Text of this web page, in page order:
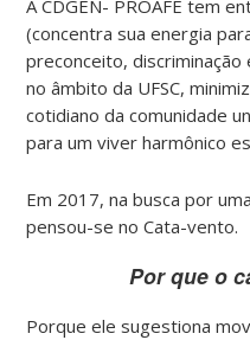
A CDGEN- PROAFE tem
(concentra sua energia
preconceito,
no âmbito da UFSC,
cotidiano da comunidade
para um viver harmônico
Em 2017, na busca por
pensou-se no Cata-vento.
Por que o
Porque ele sugestiona